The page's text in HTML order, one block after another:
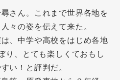
さん。これまで世界各地を
々の姿を伝えて来た。
、中学や高校をはじめ各地
り、とても楽しくておもし
い！と評判だ。